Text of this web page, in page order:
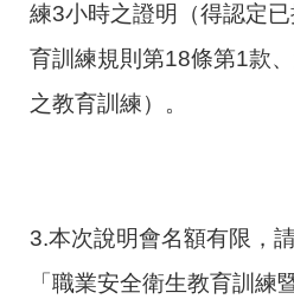
練3小時之證明（得認定
育訓練規則第18條第1款
之教育訓練）。
3.本次說明會名額有限，
「職業安全衛生教育訓練